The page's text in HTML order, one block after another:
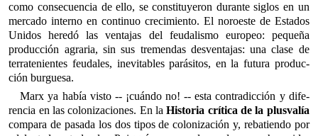
como consecuencia de ello, se constituyeron durante siglos en un
mercado interno en continuo crecimiento. El noroeste de Estados
Unidos heredó las ventajas del feudalismo europeo: pequeña
producción agraria, sin sus tremendas desventajas: una clase de
terratenientes feudales, inevitables parásitos, en la futura produc­
ción burguesa.
Marx ya había visto ‑- ¡cuándo no! -‑ esta contradicción y dife­
rencia en las colonizaciones. En laHistoria crítica de la plusvalía
compara de pasada los dos tipos de colonización y, rebatien­do por